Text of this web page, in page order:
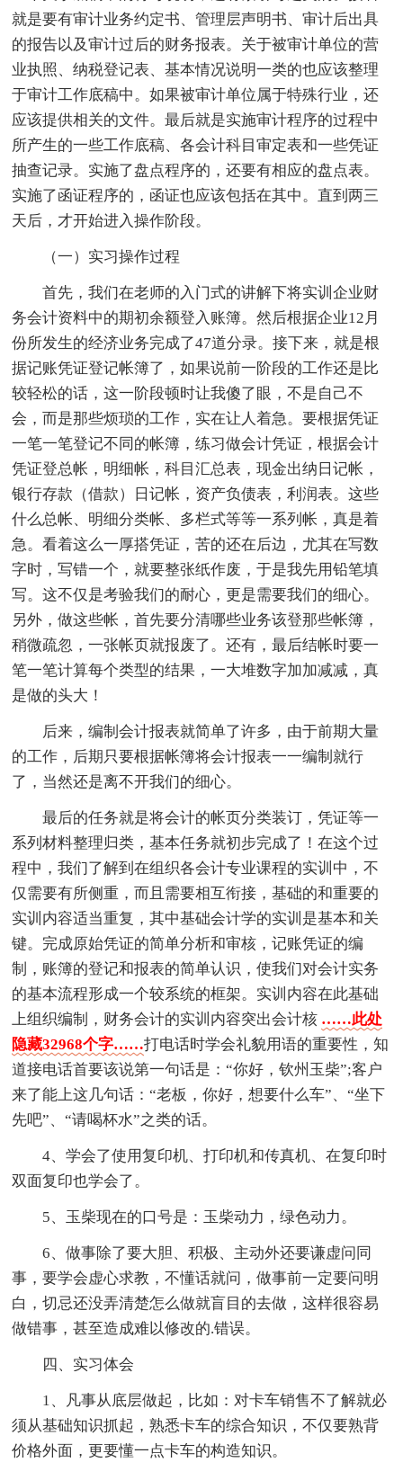
就是要有审计业务约定书、管理层声明书、审计后出具
的报告以及审计过后的财务报表。关于被审计单位的营
业执照、纳税登记表、基本情况说明一类的也应该整理
于审计工作底稿中。如果被审计单位属于特殊行业，还
应该提供相关的文件。最后就是实施审计程序的过程中
所产生的一些工作底稿、各会计科目审定表和一些凭证
抽查记录。实施了盘点程序的，还要有相应的盘点表。
实施了函证程序的，函证也应该包括在其中。直到两三
天后，才开始进入操作阶段。
（一）实习操作过程
首先，我们在老师的入门式的讲解下将实训企业财
务会计资料中的期初余额登入账簿。然后根据企业12月
份所发生的经济业务完成了47道分录。接下来，就是根
据记账凭证登记帐簿了，如果说前一阶段的工作还是比
较轻松的话，这一阶段顿时让我傻了眼，不是自己不
会，而是那些烦琐的工作，实在让人着急。要根据凭证
一笔一笔登记不同的帐簿，练习做会计凭证，根据会计
凭证登总帐，明细帐，科目汇总表，现金出纳日记帐，
银行存款（借款）日记帐，资产负债表，利润表。这些
什么总帐、明细分类帐、多栏式等等一系列帐，真是着
急。看着这么一厚搭凭证，苦的还在后边，尤其在写数
字时，写错一个，就要整张纸作废，于是我先用铅笔填
写。这不仅是考验我们的耐心，更是需要我们的细心。
另外，做这些帐，首先要分清哪些业务该登那些帐簿，
稍微疏忽，一张帐页就报废了。还有，最后结帐时要一
笔一笔计算每个类型的结果，一大堆数字加加减减，真
是做的头大！
后来，编制会计报表就简单了许多，由于前期大量
的工作，后期只要根据帐簿将会计报表一一编制就行
了，当然还是离不开我们的细心。
最后的任务就是将会计的帐页分类装订，凭证等一
系列材料整理归类，基本任务就初步完成了！在这个过
程中，我们了解到在组织各会计专业课程的实训中，不
仅需要有所侧重，而且需要相互衔接，基础的和重要的
实训内容适当重复，其中基础会计学的实训是基本和关
键。完成原始凭证的简单分析和审核，记账凭证的编
制，账簿的登记和报表的简单认识，使我们对会计实务
的基本流程形成一个较系统的框架。实训内容在此基础
上组织编制，财务会计的实训内容突出会计核 ……此处
隐藏32968个字……打电话时学会礼貌用语的重要性，知
道接电话首要该说第一句话是：“你好，钦州玉柴”;客户
来了能上这几句话：“老板，你好，想要什么车”、“坐下
先吧”、“请喝杯水”之类的话。
4、学会了使用复印机、打印机和传真机、在复印时
双面复印也学会了。
5、玉柴现在的口号是：玉柴动力，绿色动力。
6、做事除了要大胆、积极、主动外还要谦虚问同
事，要学会虚心求教，不懂话就问，做事前一定要问明
白，切忌还没弄清楚怎么做就盲目的去做，这样很容易
做错事，甚至造成难以修改的.错误。
四、实习体会
1、凡事从底层做起，比如：对卡车销售不了解就必
须从基础知识抓起，熟悉卡车的综合知识，不仅要熟背
价格外面，更要懂一点卡车的构造知识。